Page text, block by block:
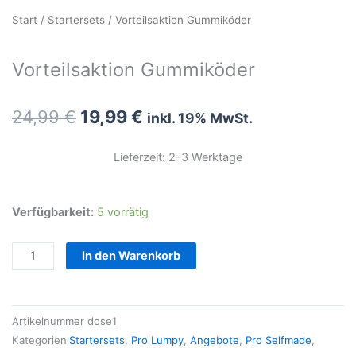
Start / Startersets / Vorteilsaktion Gummiköder
Vorteilsaktion Gummiköder
24,99€ Ursprünglicher
war:
19,99€ Aktueller
ist:
inkl. 19% MwSt.
Lieferzeit: 2-3 Werktage
Verfügbarkeit: 5 vorrätig
Vorteilsaktion
Menge
In den Warenkorb
Artikelnummer dose1
Kategorien Startersets Pro Lumpy Angebote Pro Selfmade